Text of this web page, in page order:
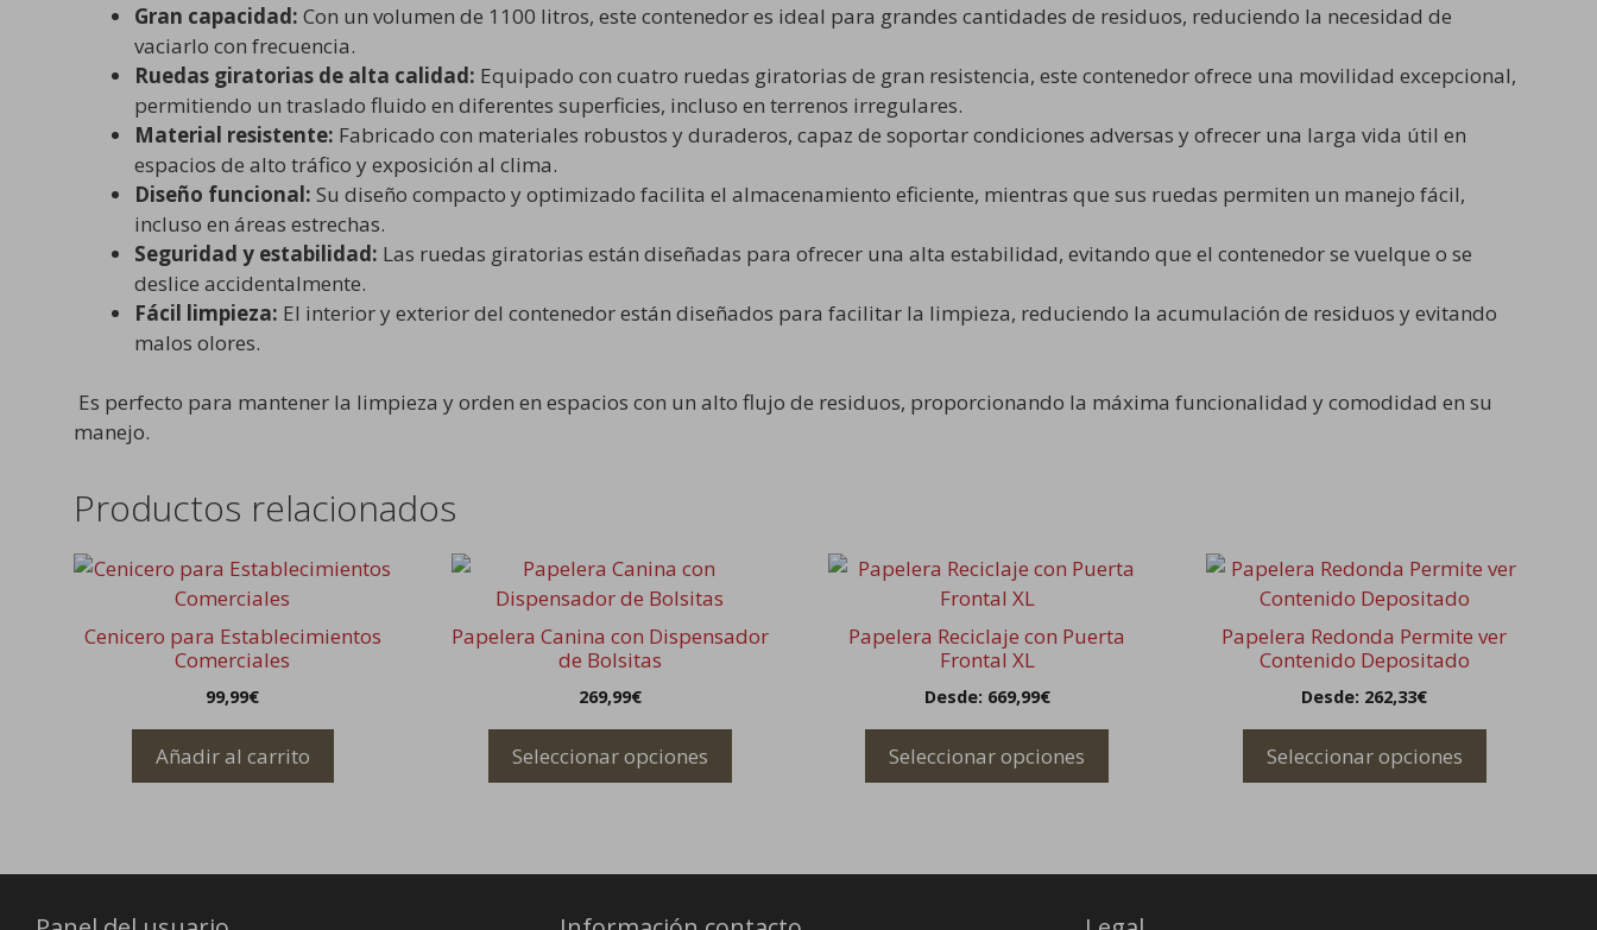
Gran capacidad: Con un volumen de 1100 litros, este contenedor es ideal para grandes cantidades de residuos, reduciendo la necesidad de
vaciarlo con frecuencia.
Ruedas giratorias de alta calidad: Equipado con cuatro ruedas giratorias de gran resistencia, este contenedor ofrece una movilidad excepcional,
permitiendo un traslado fluido en diferentes superficies, incluso en terrenos irregulares.
Material resistente: Fabricado con materiales robustos y duraderos, capaz de soportar condiciones adversas y ofrecer una larga vida útil en
espacios de alto tráfico y exposición al clima.
Diseño funcional: Su diseño compacto y optimizado facilita el almacenamiento eficiente, mientras que sus ruedas permiten un manejo fácil,
incluso en áreas estrechas.
Seguridad y estabilidad: Las ruedas giratorias están diseñadas para ofrecer una alta estabilidad, evitando que el contenedor se vuelque o se
deslice accidentalmente.
Fácil limpieza: El interior y exterior del contenedor están diseñados para facilitar la limpieza, reduciendo la acumulación de residuos y evitando
malos olores.
Es perfecto para mantener la limpieza y orden en espacios con un alto flujo de residuos, proporcionando la máxima funcionalidad y comodidad en su
manejo.
Productos relacionados
Cenicero para Establecimientos
Comerciales
99,99€
Añadir al carrito
Papelera Canina con Dispensador
de Bolsitas
269,99€
Seleccionar opciones
Este
producto
tiene
múltiples
opciones
Papelera Reciclaje con Puerta
Frontal XL
Desde: 669,99€
Seleccionar opciones
Este
tiene
múltiples
opciones
Papelera Redonda Permite ver
Contenido Depositado
Desde: 262,33€
Seleccionar opciones
Este
producto
tiene
múltiples
opciones